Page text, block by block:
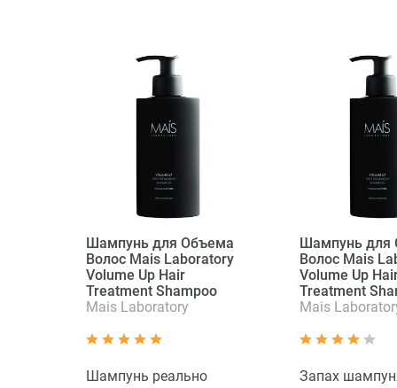
Шампунь для Объема
Волос Mais Laboratory
Volume Up Hair
Treatment Shampoo
Mais Laboratory
Шампунь реально
Шампунь для
Волос Mais
Volume Up
Treatment
Mais
Запах